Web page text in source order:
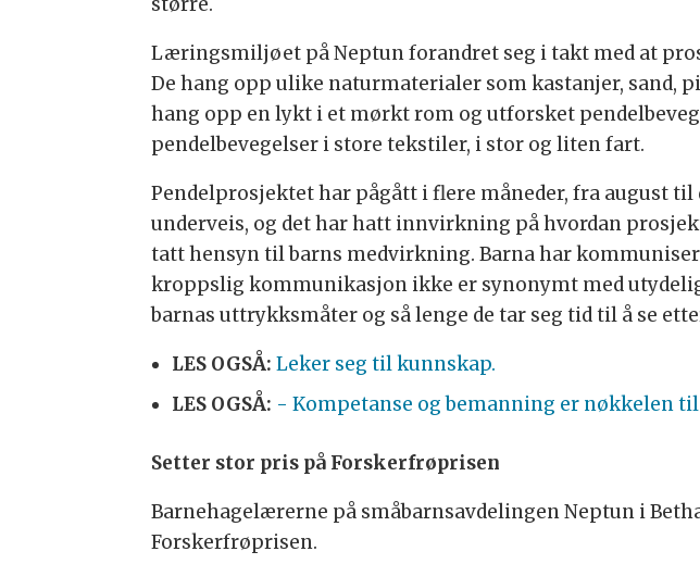
Læringsmiljøet på Neptun forandret seg i takt med at
De hang opp ulike naturmaterialer som kastanjer, sand,
hang opp en lykt i et mørkt rom og utforsket
pendelbevegelser i store tekstiler, i stor og liten fart.
Pendelprosjektet har pågått i flere måneder, fra august
underveis, og det har hatt innvirkning på hvordan
tatt hensyn til barns medvirkning. Barna har
kroppslig kommunikasjon ikke er synonymt med
barnas uttrykksmåter og så lenge de tar seg tid til å se
LES OGSÅ:Leker seg til kunnskap.
LES OGSÅ: - Kompetanse og bemanning er nøkkelen
Setter stor pris på Forskerfrøprisen
Barnehagelærerne på småbarnsavdelingen Neptun i
Forskerfrøprisen.